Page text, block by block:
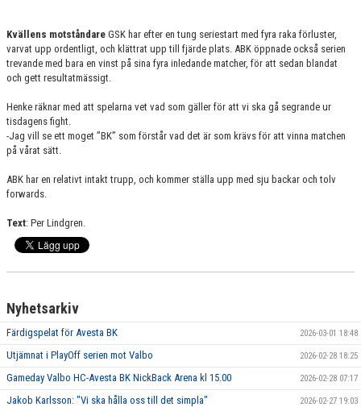
Kvällens motståndare GSK har efter en tung seriestart med fyra raka förluster,
varvat upp ordentligt, och klättrat upp till fjärde plats. ABK öppnade också serien
trevande med bara en vinst på sina fyra inledande matcher, för att sedan blandat
och gett resultatmässigt.
Henke räknar med att spelarna vet vad som gäller för att vi ska gå segrande ur
tisdagens fight.
-Jag vill se ett moget ”BK” som förstår vad det är som krävs för att vinna matchen
på vårat sätt.
ABK har en relativt intakt trupp, och kommer ställa upp med sju backar och tolv
forwards.
Text: Per Lindgren.
Nyhetsarkiv
Färdigspelat för Avesta BK 2026-03-01 18:48
Utjämnat i PlayOff serien mot Valbo 2026-02-28 18:25
Gameday Valbo HC-Avesta BK NickBack Arena kl 15.00 2026-02-28 07:17
Jakob Karlsson: "Vi ska hålla oss till det simpla" 2026-02-27 19:03